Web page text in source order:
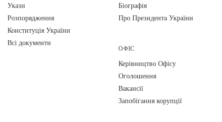
Укази
Розпорядження
Конституція України
Всі документи
Біографія
Про Президента України
ОФІС
Керівництво Офісу
Оголошення
Вакансії
Запобігання корупції